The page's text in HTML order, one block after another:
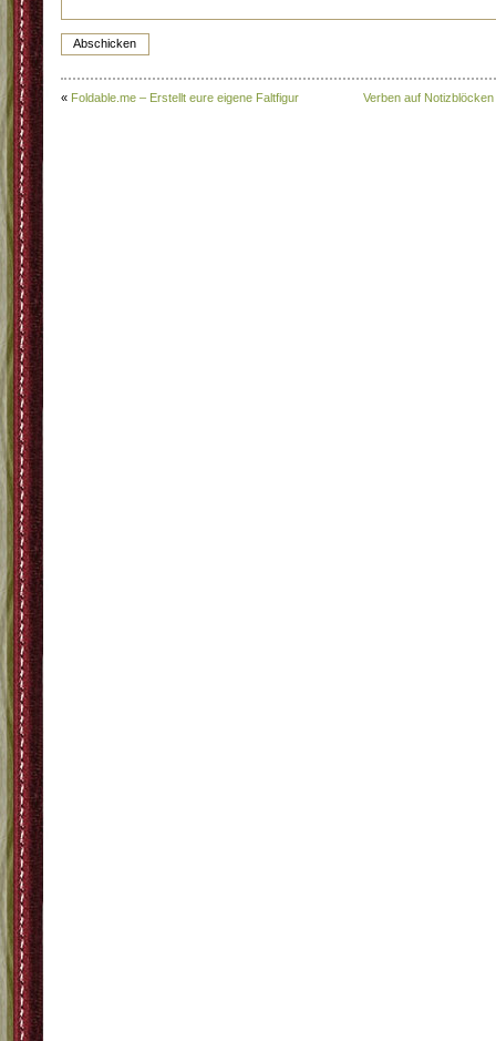
« Foldable.me – Erstellt eure eigene Faltfigur Verben auf Notizblöcken